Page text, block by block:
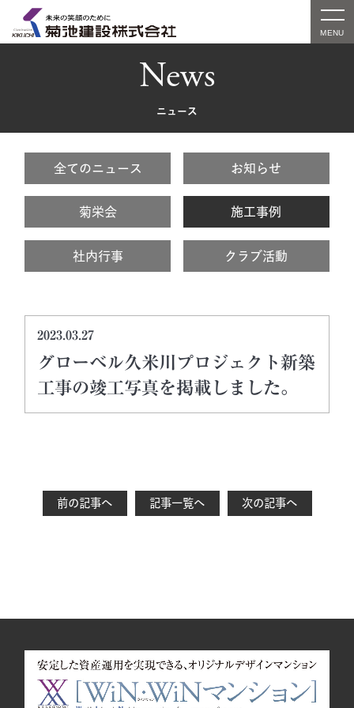
News
ニュース
全てのニュース お知らせ
菊栄会 施工事例
社内行事 クラブ活動
2023.03.27
グローベル久米川プロジェクト新築
工事の竣工写真を掲載しました。
前の記事へ 記事一覧へ 次の記事へ